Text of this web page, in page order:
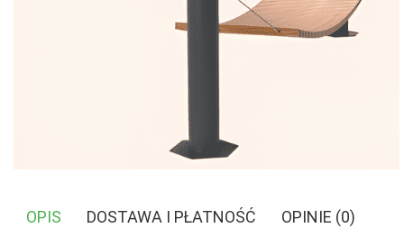
OPIS DOSTAWA I PŁATNOŚĆ OPINIE (0)